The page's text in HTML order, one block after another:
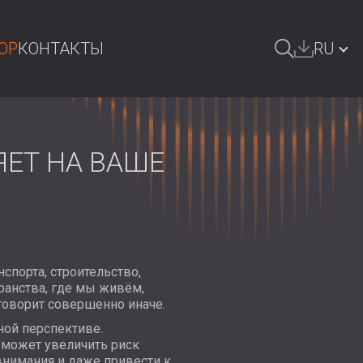
КОНТАКТЫ RU
НА ВАШЕ
строительство,
где мы живём,
совершенно иначе.
перспективе.
увеличить риск